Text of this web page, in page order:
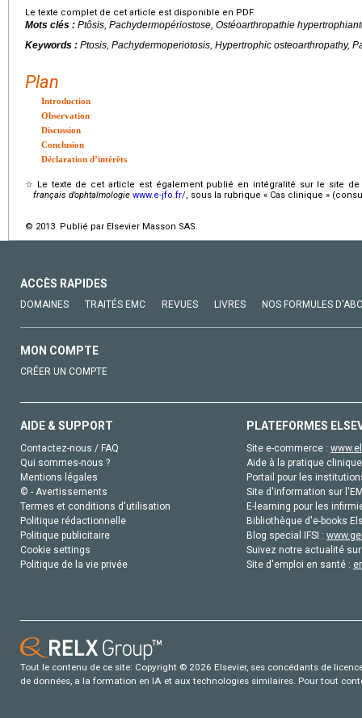
Le texte complet de cet article est disponible en PDF.
Mots clés : Ptôsis, Pachydermopériostose, Ostéoarthropathie
Keywords : Ptosis, Pachydermoperiotosis, Hypertrophic osteoarthropathy,
Plan
Introduction
Observation
Discussion
Conclusion
Déclaration d’intérêts
☆
Le texte de cet article est également publié en intégralité sur le site
français d’ophtalmologie www.e-jfo.fr/, sous la rubrique « Cas clinique »
© 2013 Publié par Elsevier Masson SAS.
ACCÈS RAPIDES
DOMAINES TRAITÉS EMC REVUES LIVRES NOS FORMULES
MON COMPTE
CRÉER UN COMPTE
AIDE & SUPPORT
Contactez-nous / FAQ
Qui sommes-nous ?
Mentions légales
© - Avertissements
Termes et conditions d'utilisation
Politique rédactionnelle
Politique publicitaire
Cookie settings
Politique de la vie privée
PLATEFORMES
Site e-commerce :
Aide à la pratique
Portail pour les
Site d'information sur
E-learning pour les
Bibliothèque d'e-books
Blog special IFSI :
Suivez notre actualité
Site d'emploi en santé :
Tout le contenu de ce site: Copyright © 2026 Elsevier, ses concédants de
de données, a la formation en IA et aux technologies similaires. Pour tout